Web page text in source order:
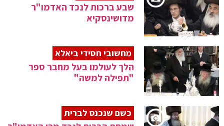
שבע ברכות לנכד האדמו"ר
מדושינסקיא
מחשובי חסידי ביאלא
הלך לעולמו בעל מחבר ספר
"תפילה למשה"
כשם שנכנס לברית